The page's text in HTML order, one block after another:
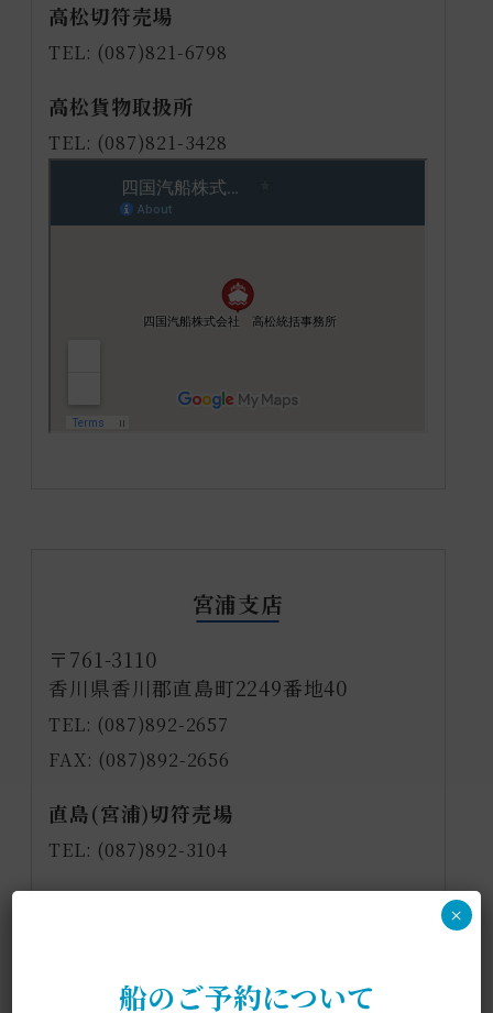
高松切符売場
TEL: (087)821-6798
高松貨物取扱所
TEL: (087)821-3428
宮浦支店
〒761-3110
香川県香川郡直島町2249番地40
TEL: (087)892-2657
FAX: (087)892-2656
直島(宮浦)切符売場
TEL: (087)892-3104
船のご予約について
×